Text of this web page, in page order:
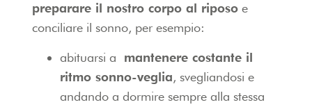
preparare il nostro corpo al riposoe
conciliare il sonno, per esempio:
abituarsi a mantenere costante il
ritmo sonno-veglia, svegliandosi e
andando a dormire sempre alla stessa